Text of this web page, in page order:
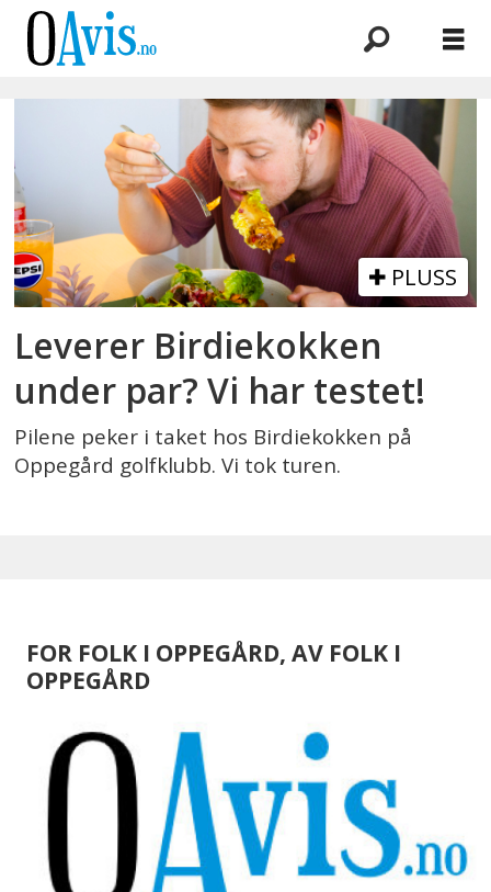
Emne:
lunsj
PLUSS
Leverer Birdiekokken
under par? Vi har testet!
Pilene peker i taket hos Birdiekokken på
Oppegård golfklubb. Vi tok turen.
FOR FOLK I OPPEGÅRD, AV FOLK I
OPPEGÅRD